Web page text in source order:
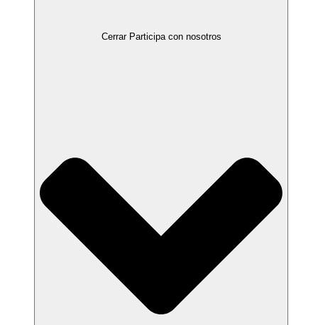
Cerrar Participa con nosotros